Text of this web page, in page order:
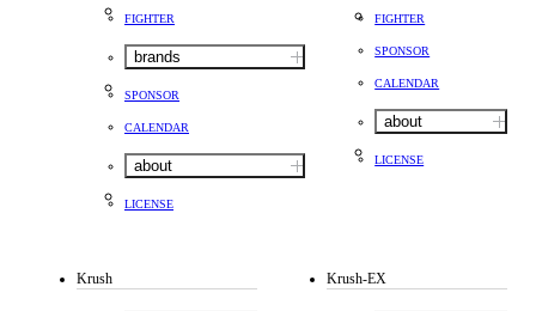
FIGHTER
brands
SPONSOR
CALENDAR
about
LICENSE
FIGHTER
SPONSOR
CALENDAR
about
LICENSE
Krush Krush-EX